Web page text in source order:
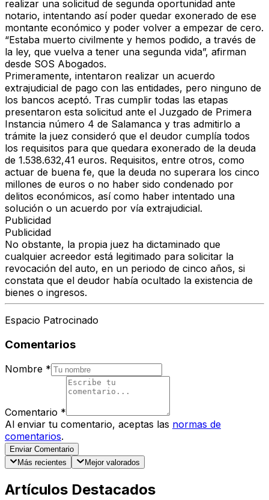
realizar una solicitud de segunda oportunidad ante
notario, intentando así poder quedar exonerado de ese
montante económico y poder volver a empezar de cero.
“Estaba muerto civilmente y hemos podido, a través de
la ley, que vuelva a tener una segunda vida”, afirman
desde SOS Abogados.
Primeramente, intentaron realizar un acuerdo
extrajudicial de pago con las entidades, pero ninguno de
los bancos aceptó. Tras cumplir todas las etapas
presentaron esta solicitud ante el Juzgado de Primera
Instancia número 4 de Salamanca y tras admitirlo a
trámite la juez consideró que el deudor cumplía todos
los requisitos para que quedara exonerado de la deuda
de 1.538.632,41 euros. Requisitos, entre otros, como
actuar de buena fe, que la deuda no superara los cinco
millones de euros o no haber sido condenado por
delitos económicos, así como haber intentado una
solución o un acuerdo por vía extrajudicial.
Publicidad
Publicidad
No obstante, la propia juez ha dictaminado que
cualquier acreedor está legitimado para solicitar la
revocación del auto, en un periodo de cinco años, si
constata que el deudor había ocultado la existencia de
bienes o ingresos.
Espacio Patrocinado
Comentarios
Nombre *
Comentario *
Al enviar tu comentario, aceptas las normas de
comentarios.
Enviar Comentario
Más recientes
Mejor valorados
Artículos Destacados